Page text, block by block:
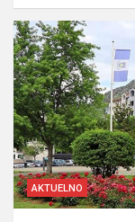
AKTUELNO